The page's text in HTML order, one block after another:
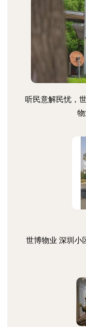
听民意解民忧，
世博物业 深圳小